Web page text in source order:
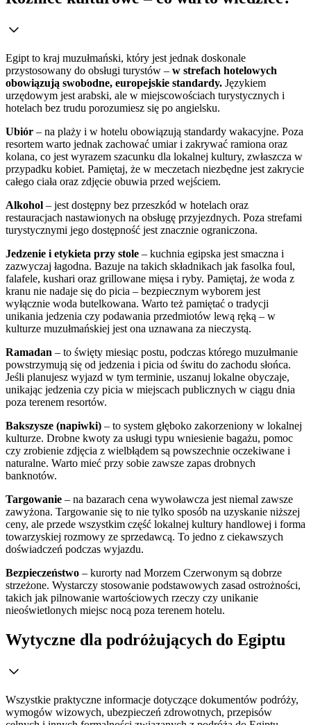
Egipt to kraj muzułmański, który jest jednak doskonale
przystosowany do obsługi turystów – w strefach hotelowych
obowiązują swobodne, europejskie standardy. Językiem
urzędowym jest arabski, ale w miejscowościach turystycznych i
hotelach bez trudu porozumiesz się po angielsku.
Ubiór – na plaży i w hotelu obowiązują standardy wakacyjne. Poza
resortem warto jednak zachować umiar i zakrywać ramiona oraz
kolana, co jest wyrazem szacunku dla lokalnej kultury, zwłaszcza w
przypadku kobiet. Pamiętaj, że w meczetach niezbędne jest zakrycie
całego ciała oraz zdjęcie obuwia przed wejściem.
Alkohol – jest dostępny bez przeszkód w hotelach oraz
restauracjach nastawionych na obsługę przyjezdnych. Poza strefami
turystycznymi jego dostępność jest znacznie ograniczona.
Jedzenie i etykieta przy stole – kuchnia egipska jest smaczna i
zazwyczaj łagodna. Bazuje na takich składnikach jak fasolka foul,
falafele, kushari oraz grillowane mięsa i ryby. Pamiętaj, że woda z
kranu nie nadaje się do picia – bezpiecznym wyborem jest
wyłącznie woda butelkowana. Warto też pamiętać o tradycji
unikania jedzenia czy podawania przedmiotów lewą ręką – w
kulturze muzułmańskiej jest ona uznawana za nieczystą.
Ramadan – to święty miesiąc postu, podczas którego muzułmanie
powstrzymują się od jedzenia i picia od świtu do zachodu słońca.
Jeśli planujesz wyjazd w tym terminie, uszanuj lokalne obyczaje,
unikając jedzenia czy picia w miejscach publicznych w ciągu dnia
poza terenem resortów.
Bakszysze (napiwki) – to system głęboko zakorzeniony w lokalnej
kulturze. Drobne kwoty za usługi typu wniesienie bagażu, pomoc
czy zrobienie zdjęcia z wielbłądem są powszechnie oczekiwane i
naturalne. Warto mieć przy sobie zawsze zapas drobnych
banknotów.
Targowanie – na bazarach cena wywoławcza jest niemal zawsze
zawyżona. Targowanie się to nie tylko sposób na uzyskanie niższej
ceny, ale przede wszystkim część lokalnej kultury handlowej i forma
towarzyskiej rozmowy ze sprzedawcą. To jedno z ciekawszych
doświadczeń podczas wyjazdu.
Bezpieczeństwo – kurorty nad Morzem Czerwonym są dobrze
strzeżone. Wystarczy stosowanie podstawowych zasad ostrożności,
takich jak pilnowanie wartościowych rzeczy czy unikanie
nieoświetlonych miejsc nocą poza terenem hotelu.
Wytyczne dla podróżujących do Egiptu
Wszystkie praktyczne informacje dotyczące dokumentów podróży,
wymogów wizowych, ubezpieczeń zdrowotnych, przepisów